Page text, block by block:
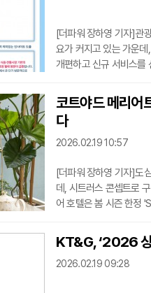
[더파워 장하영 기자]관
요가 커지고 있는 가운데
개편하고 신규 서비스를
고 설명했다. 새롭게 도
시 활용할 수 있는 ‘지식
까지 통합적으로 설명하
코트야드 메리어
다
2026.02.19 10:57
[더파워 장하영 기자]도
데, 시트러스 콘셉트로
어 호텔은 봄 시즌 한정
전면에 내세워 봄 시즌
향과 색감을 살린 구성
디저트는 3단 트레이로
KT&G, ‘2026 상
2026.02.19 09:28